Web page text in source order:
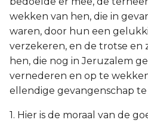
wekken van hen, die in
waren, door hun een
verzekeren, en de trotse en
hen, die nog in Jeruzalem
vernederen en op te
ellendige gevangenschap
1. Hier is de moraal van de